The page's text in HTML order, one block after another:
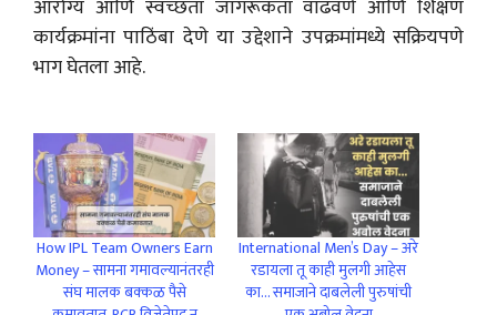
आरोग्य आणि स्वच्छता जागरूकता वाढवणे आणि शिक्षण
कार्यक्रमांना पाठिंबा देणे या उद्देशाने उपक्रमांमध्ये सक्रियपणे
भाग घेतला आहे.
How IPL Team Owners Earn
Money – सामना गमावल्यानंतरही
संघ मालक बक्कळ पैसे
International Men’s Day – अरे
रडायला तू काही मुलगी आहेस
का… समाजाने दाबलेली पुरुषांची